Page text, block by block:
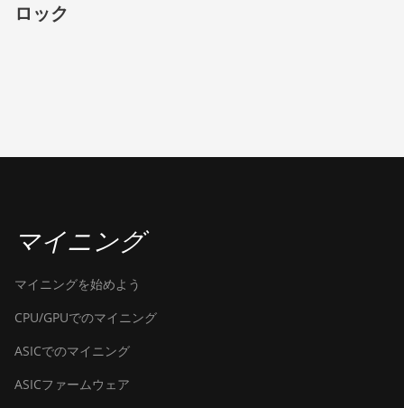
BITMAIN Antminer S19k Pro
(580Th)
(580Th)
BITMAIN Antminer S23 Hyd.
(442Th)
ロック
マイニング
マイニングを始めよう
CPU/GPUでのマイニング
ASICでのマイニング
ASICファームウェア